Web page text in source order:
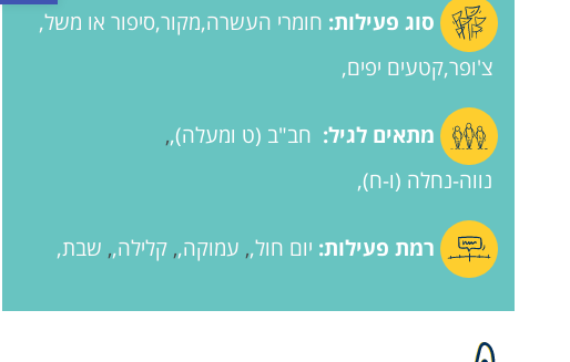
סוג פעילות: חומרי העשרה מקור סיפור או משל
צ'ופרקטעים יפים
מתאים לגיל: חב"ב (ט ומעלה) ,
נווה-נחלה (ו-ח)
רמת פעילות: יום חול , עמוקה , קלילה , שבת